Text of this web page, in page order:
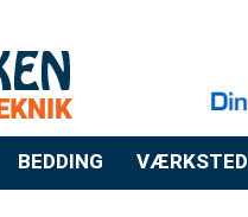
BEDDING VÆRKSTED